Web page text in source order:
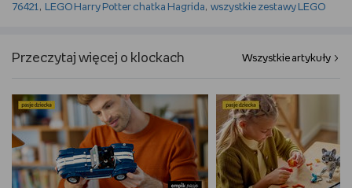
76421, LEGO Harry Potter chatka Hagrida, wszystkie zestawy LEGO
Przeczytaj więcej o klockach Wszystkie artykuły